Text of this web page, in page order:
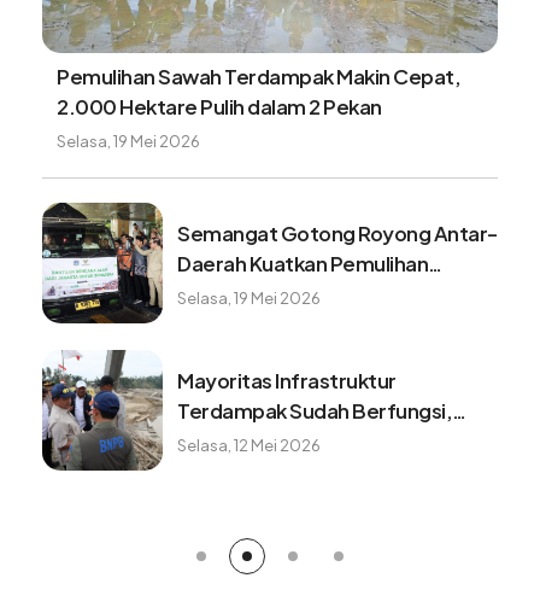
Sawah Terdampak Makin Cepat,
Hektare Pulih dalam 2 Pekan
19 Mei 2026
Semangat Gotong Royong Antar-
Daerah Kuatkan Pemulihan
Pascabencana Sumatera
Selasa, 19 Mei 2026
Mayoritas Infrastruktur
Terdampak Sudah Berfungsi,
Konektivitas dan Logistik
Berangsur Normal
Selasa, 12 Mei 2026